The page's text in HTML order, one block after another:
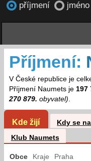
příjmení jméno
Příjmení:
V České republice je
Příjmení Naumets je 197
270 879. obyvatel).
Kde žijí Kdy se
Klub Naumets
Obce Kraje Praha